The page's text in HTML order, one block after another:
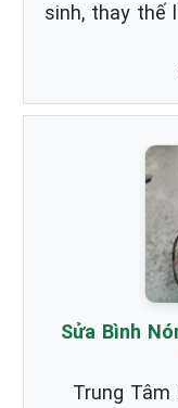
sinh, thay thế
Sửa Bình
Trung Tâm